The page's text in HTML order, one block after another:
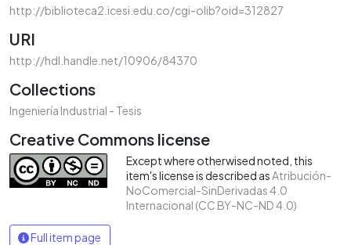
http://biblioteca2.icesi.edu.co/cgi-olib?oid=312827
URI
http://hdl.handle.net/10906/84370
Collections
Ingeniería Industrial - Tesis
Creative Commons license
Except where otherwised noted, this
item's license is described asAtribución-
NoComercial-SinDerivadas 4.0
Internacional (CC BY-NC-ND 4.0)
Full item page